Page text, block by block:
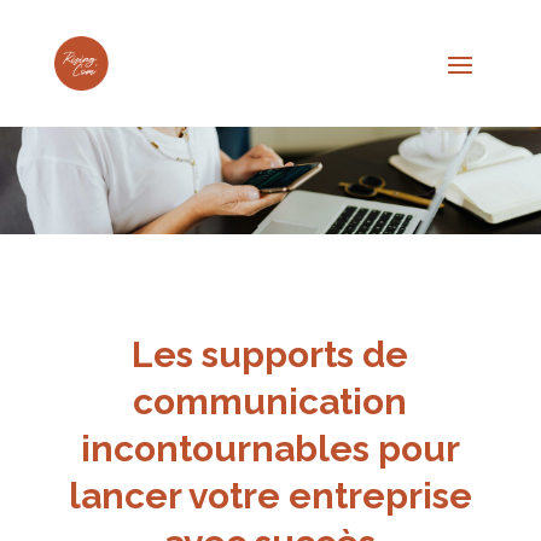
Les supports de
communication
incontournables pour
lancer votre entreprise